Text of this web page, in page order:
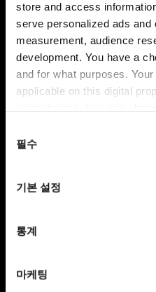
store and access
serve personalized ads and
measurement, audience
development. You have a
and for what purposes.
applicable on this digital
the Privacy trigger icon.
Collect information
Identify your device
Find out more about how
선택
필수
기본 설정
통계
마케팅
부정행위를 신고하고
추가 요소
기타
궨트 마스터즈 규정 및